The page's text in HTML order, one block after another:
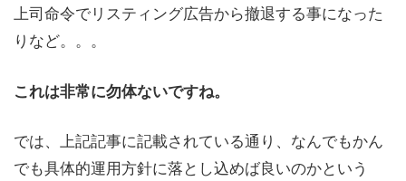
上司命令でリスティング広告から撤退する事になった
りなど。。。
これは非常に勿体ないですね。
では、上記記事に記載されている通り、なんでもかん
でも具体的運用方針に落とし込めば良いのかという